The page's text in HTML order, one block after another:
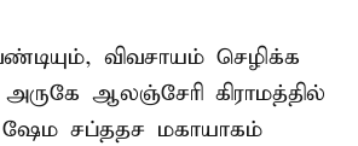
விவசாயம் செழிக்க
ஆலஞ்சேரி கிராமத்தில்
சப்ததச மகாயாகம்